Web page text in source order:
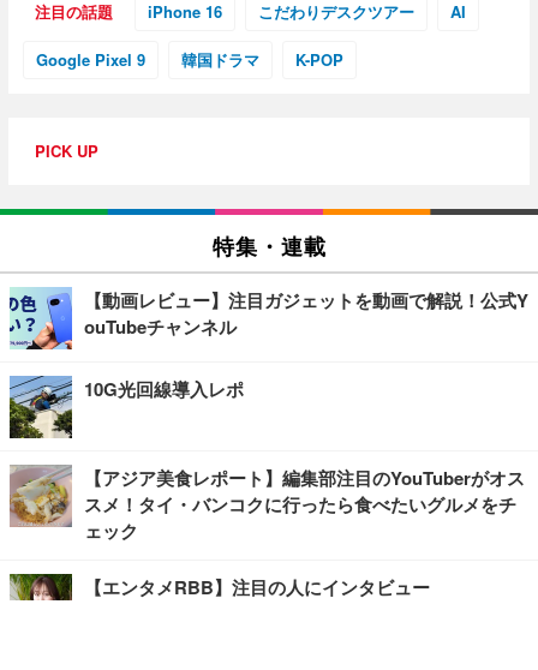
注目の話題 iPhone 16 こだわりデスクツアー AI
Google Pixel 9 韓国ドラマ K-POP
PICK UP
特集・連載
【動画レビュー】注目ガジェットを動画で解説！公式Y
ouTubeチャンネル
10G光回線導入レポ
【アジア美食レポート】編集部注目のYouTuberがオス
スメ！タイ・バンコクに行ったら食べたいグルメをチ
ェック
【エンタメRBB】注目の人にインタビュー